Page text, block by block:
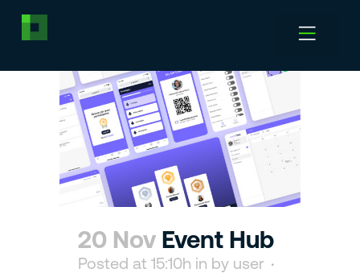
20 Nov Event Hub
Posted at 15:10h in by user